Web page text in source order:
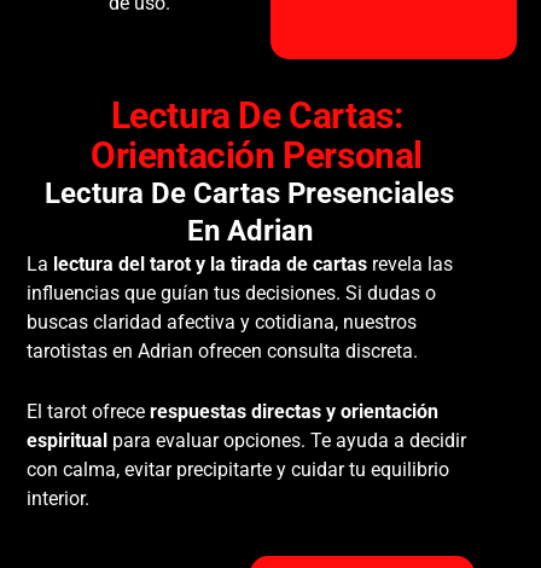
Lectura De Cartas:
Orientación Personal
Lectura De Cartas Presenciales
En Adrian
La lectura del tarot y la tirada de cartas revela las
influencias que guían tus decisiones. Si dudas o
buscas claridad afectiva y cotidiana, nuestros
tarotistas en Adrian ofrecen consulta discreta.
El tarot ofrece respuestas directas y orientación
espiritual para evaluar opciones. Te ayuda a decidir
con calma, evitar precipitarte y cuidar tu equilibrio
interior.